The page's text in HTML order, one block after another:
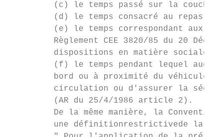
(c) le temps passé sur la
         (d) le temps consacré au repas;
(e) le temps correspondant aux
Règlement CEE 3820/85 du 20
dispositions en matière sociale
(f) le temps pendant lequel
bord ou à proximité du véhicule
circulation ou d'assurer la
         (AR du 25/4/1986 article 2).
De la même manière, la
une définitionrestrictivede la